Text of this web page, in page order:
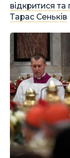
відкритися
Тарас Сеньків